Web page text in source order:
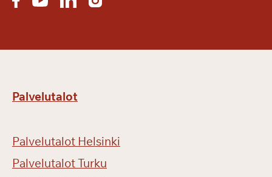
Palvelutalot
Palvelutalot Helsinki
Palvelutalot Turku